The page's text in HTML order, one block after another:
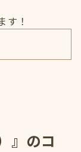
す！
』のコ